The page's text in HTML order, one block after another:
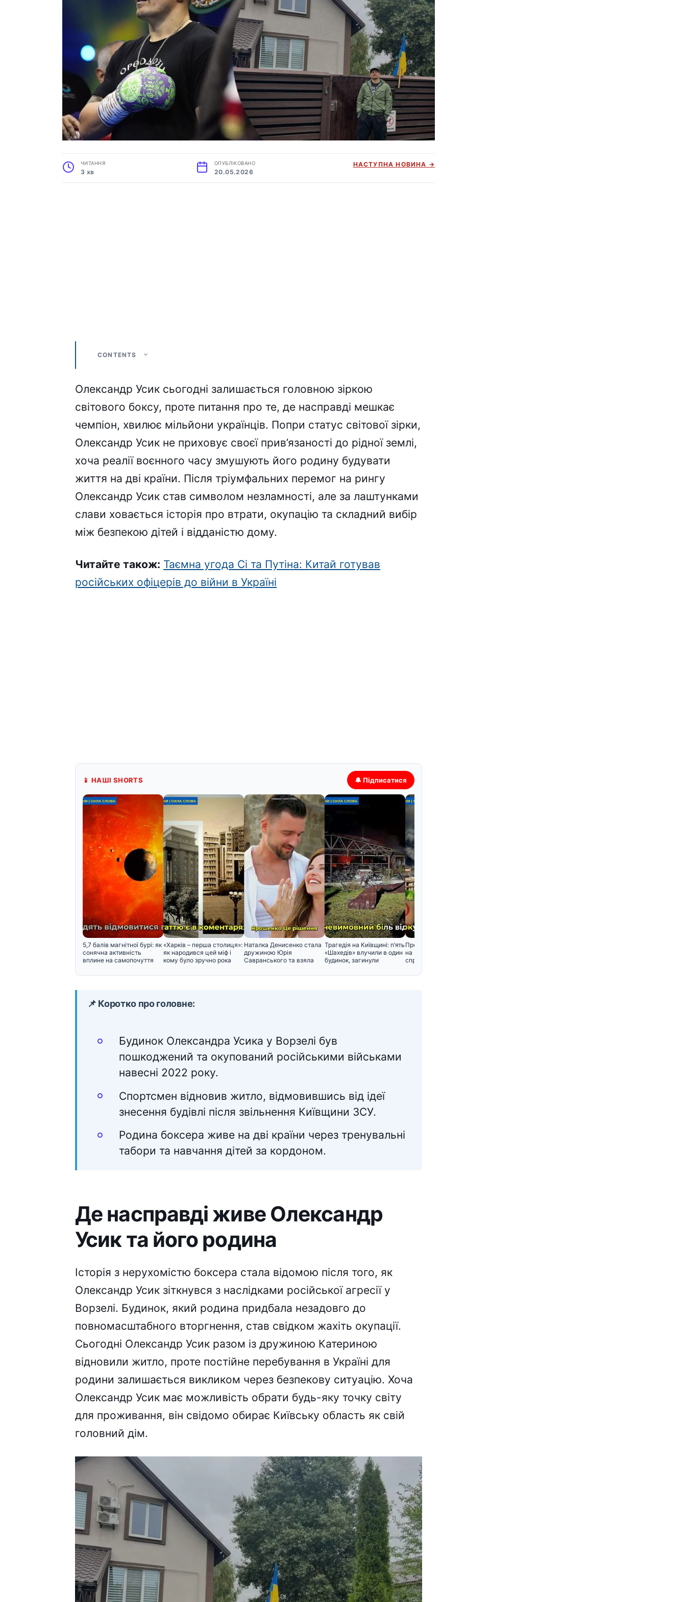
ЧИТАННЯ
3 хв
ОПУБЛІКОВАНО
20.05.2026
НАСТУПНА НОВИНА →
CONTENTS
Олександр Усик сьогодні залишається головною зіркою
світового боксу, проте питання про те, де насправді мешкає
чемпіон, хвилює мільйони українців. Попри статус світової зірки,
Олександр Усик не приховує своєї прив’язаності до рідної землі,
хоча реалії воєнного часу змушують його родину будувати
життя на дві країни. Після тріумфальних перемог на рингу
Олександр Усик став символом незламності, але за лаштунками
слави ховається історія про втрати, окупацію та складний вибір
між безпекою дітей і відданістю дому.
Читайте також: Таємна угода Сі та Путіна: Китай готував
російських офіцерів до війни в Україні
📱 НАШІ SHORTS 🔔 Підписатися
5,7 балів магнітної бурі: як
сонячна активність
вплине на самопочуття
«Харків – перша столиця»:
як народився цей міф і
кому було зручно рока
Наталка Денисенко стала
дружиною Юрія
Савранського та взяла
Трагедія на Київщині: п’ять
«Шахедів» влучили в один
будинок, загинули
Пророцтва Ванги
на 2026 рік почали
справджуватися: що вона
📌 Коротко про головне:
Будинок Олександра Усика у Ворзелі був
пошкоджений та окупований російськими військами
навесні 2022 року.
Спортсмен відновив житло, відмовившись від ідеї
знесення будівлі після звільнення Київщини ЗСУ.
Родина боксера живе на дві країни через тренувальні
табори та навчання дітей за кордоном.
Де насправді живе Олександр
Усик та його родина
Історія з нерухомістю боксера стала відомою після того, як
Олександр Усик зіткнувся з наслідками російської агресії у
Ворзелі. Будинок, який родина придбала незадовго до
повномасштабного вторгнення, став свідком жахіть окупації.
Сьогодні Олександр Усик разом із дружиною Катериною
відновили житло, проте постійне перебування в Україні для
родини залишається викликом через безпекову ситуацію. Хоча
Олександр Усик має можливість обрати будь-яку точку світу
для проживання, він свідомо обирає Київську область як свій
головний дім.